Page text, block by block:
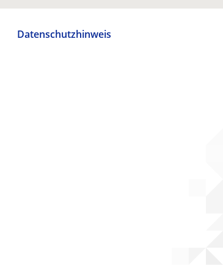
Datenschutzhinweis